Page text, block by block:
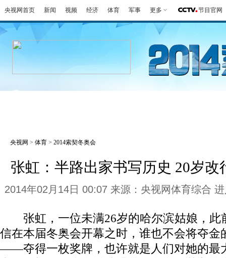
央视网首页 新闻 视频 经济 体育 军事 更多 节目官网
央视网 > 体育 > 2014索契冬奥会
张虹：半路出家书写历史 20岁改
2014年02月14日 00:07 来源：央视网体育综合
张虹，一位未满26岁的哈尔滨姑娘，此
信在本届冬奥会开幕之时，谁也不会将夺金
——夺得一枚奖牌，也许就是人们对她的最